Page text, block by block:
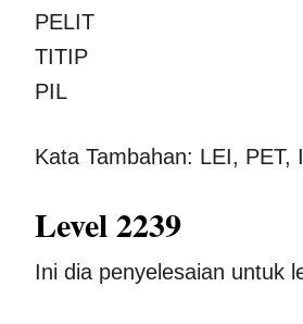
PELIT
TITIP
PIL
Kata Tambahan: LEI,
Level 2239
Ini dia penyelesaian untuk